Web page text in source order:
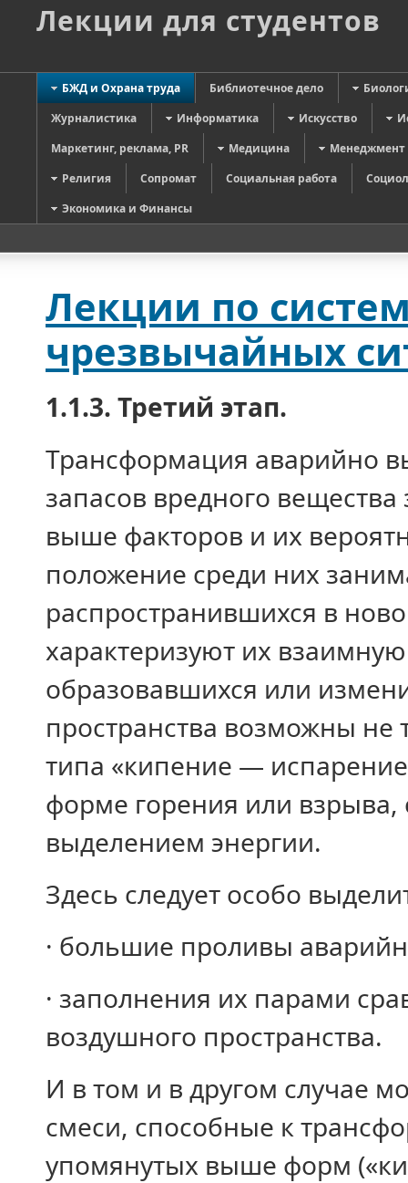
Лекции для студентов
БЖД и Охрана труда Библиотечное дело
Журналистика
Информатика Искусство
Маркетинг, реклама, PR
Медицина
Менеджмент
Религия
Сопромат Социальная работа
Экономика и Финансы
Лекции по
чрезвычайных
1.1.3. Третий этап.
Трансформация аварийно
запасов вредного
выше факторов и их
положение среди них
распространившихся в
характеризуют их
образовавшихся или
пространства возможны
типа «кипение —
форме горения или
выделением энергии.
Здесь следует особо
· большие проливы
· заполнения их парами
воздушного пространства.
И в том и в другом случае
смеси, способные к
упомянутых выше форм